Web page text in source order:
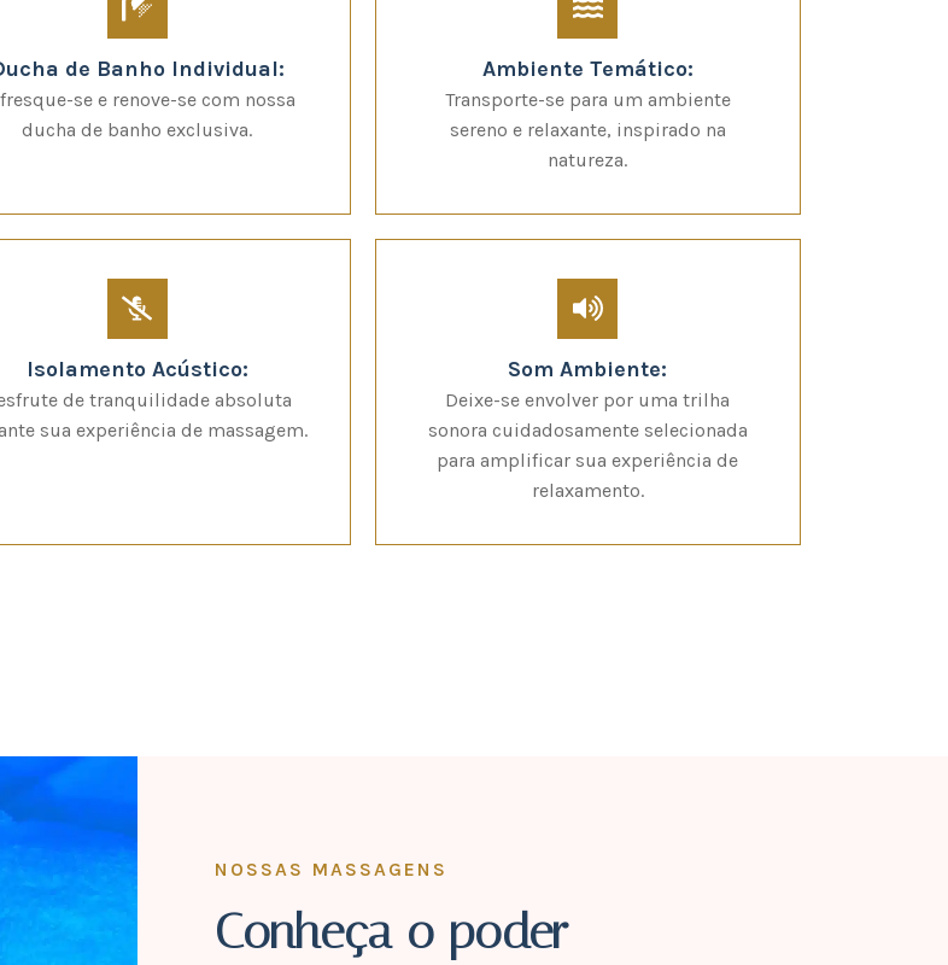
de Banho Individual:
se e renove-se com nossa
ducha de banho exclusiva.
Ambiente Temático:
Transporte-se para um ambiente
sereno e relaxante, inspirado na
natureza.
Isolamento Acústico:
de tranquilidade absoluta
sua experiência de massagem.
Som Ambiente:
Deixe-se envolver por uma trilha
sonora cuidadosamente selecionada
para amplificar sua experiência de
relaxamento.
NOSSAS MASSAGENS
Conheça o poder